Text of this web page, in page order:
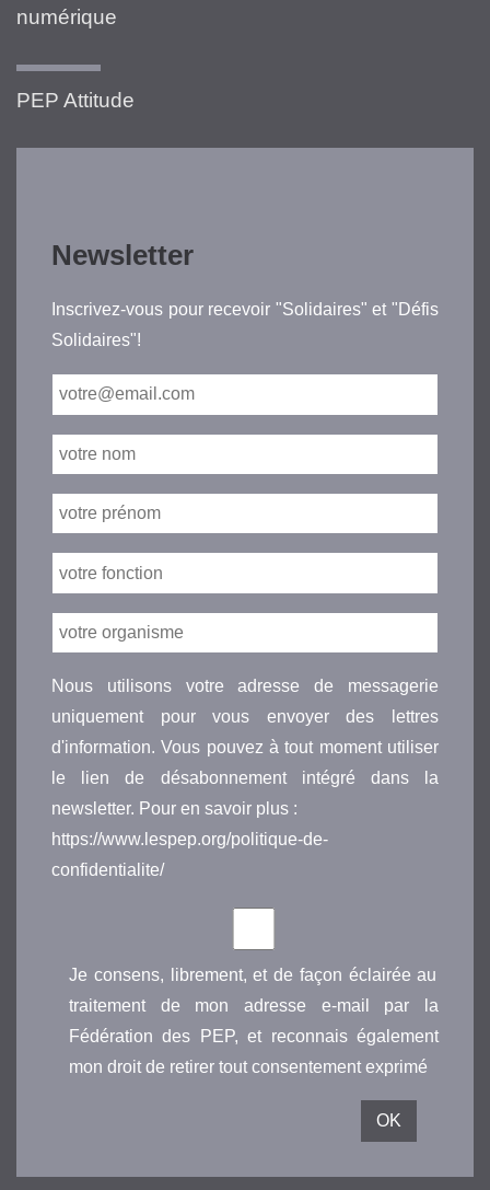
numérique
PEP Attitude
Newsletter
Inscrivez-vous pour recevoir "Solidaires" et "Défis
Solidaires"!
Nous utilisons votre adresse de messagerie
uniquement pour vous envoyer des lettres
d'information. Vous pouvez à tout moment utiliser
le lien de désabonnement intégré dans la
newsletter. Pour en savoir plus :
https://www.lespep.org/politique-de-
confidentialite/
Je consens, librement, et de façon éclairée au
traitement de mon adresse e-mail par la
Fédération des PEP, et reconnais également
mon droit de retirer tout consentement exprimé